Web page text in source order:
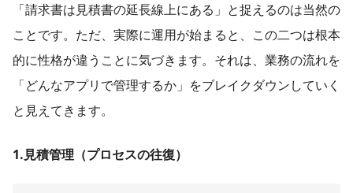
「請求書は見積書の延長線上にある」と捉えるのは当然の
ことです。ただ、実際に運用が始まると、この二つは根本
的に性格が違うことに気づきます。それは、業務の流れを
「どんなアプリで管理するか」をブレイクダウンしていく
と見えてきます。
1.見積管理（プロセスの往復）